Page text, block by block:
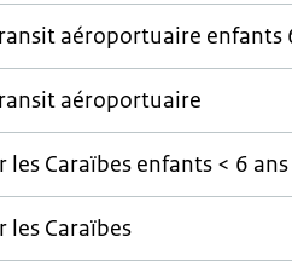
aéroportuaire enfants
aéroportuaire
les Caraïbes enfants < 6 ans
les Caraïbes